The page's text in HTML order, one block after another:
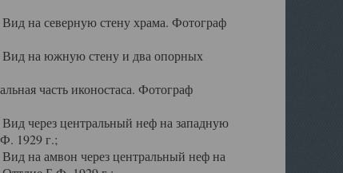
на северную стену храма. Фотограф
на южную стену и два опорных
часть иконостаса. Фотограф
через центральный неф на западную
1929 г.;
на амвон через центральный неф на